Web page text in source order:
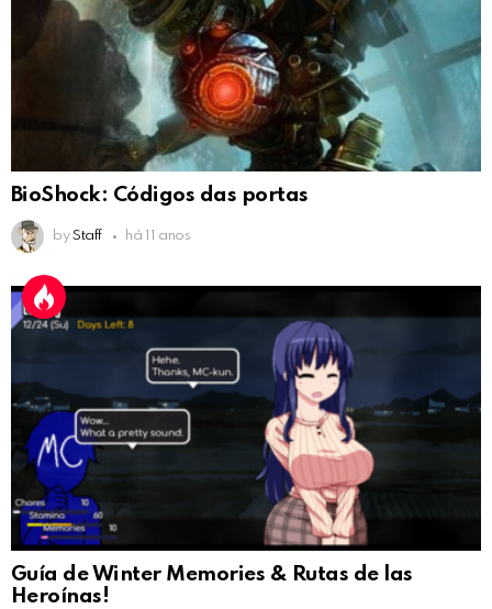
BioShock: Códigos das portas
by Staff há 11 anos
Guía de Winter Memories & Rutas de las
Heroínas!